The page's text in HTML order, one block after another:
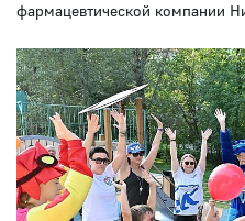
фармацевтической компании